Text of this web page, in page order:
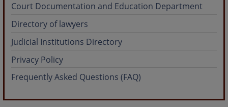
Court Documentation and Education Department
Directory of lawyers
Judicial Institutions Directory
Privacy Policy
Frequently Asked Questions (FAQ)